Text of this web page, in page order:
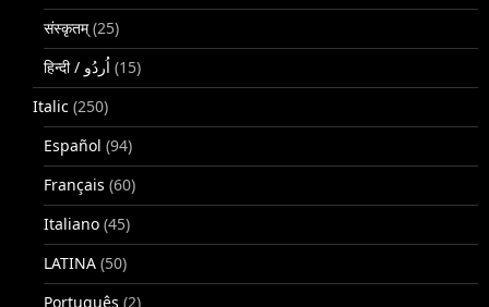
संस्कृतम्(25)
(15)
Italic (250)
Español (94)
Français (60)
Italiano (45)
LATINA (50)
Português (2)